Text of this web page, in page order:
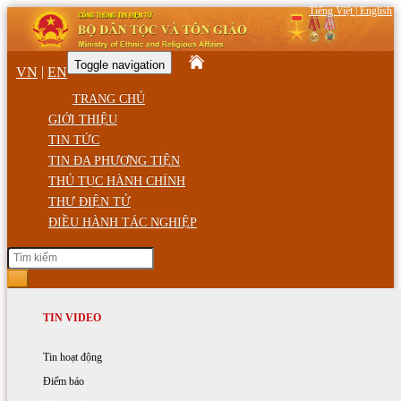
Tiếng Việt|English
VN | EN Toggle navigation
TRANG CHỦ
GIỚI THIỆU
TIN TỨC
TIN ĐA PHƯƠNG TIỆN
THỦ TỤC HÀNH CHÍNH
THƯ ĐIỆN TỬ
ĐIỀU HÀNH TÁC NGHIỆP
GIỚI THIỆU
Chức năng, nhiệm vụ
Cơ cấu tổ chức
TIN HOẠT ĐỘNG
Hoạt động của Bộ trưởng
Hoạt động của Bộ Dân tộc và Tôn giáo
TIN VIDEO
Tin hoạt động
Điểm báo
Tin tức - Sự kiện
Chủ trương - Chính sách